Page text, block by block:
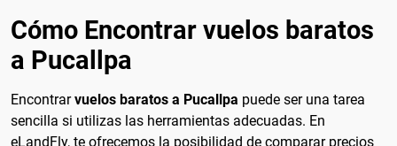
Cómo Encontrar vuelos baratos
a Pucallpa
Encontrarvuelos baratos a Pucallpa puede ser una tarea
sencilla si utilizas las herramientas adecuadas. En
eLandFly, te ofrecemos la posibilidad de comparar precios